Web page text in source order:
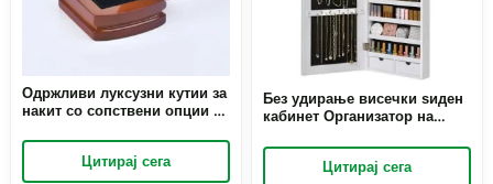
Одржливи луксузни кутии за
накит со сопствени опции за
брендови на кои им треба
персонализирано и еко-
Цитирај сега
Без удирање висечки ѕиден
кабинет Организатор на
ѓердан со врати
Цитирај сега